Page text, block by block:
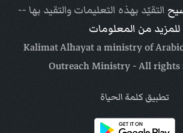
التقيّد بهذه التعليمات والتقيد بها --
للمزيد من المعلومات
Outreach Ministry- All rights
تطبيق كلمة الحياة